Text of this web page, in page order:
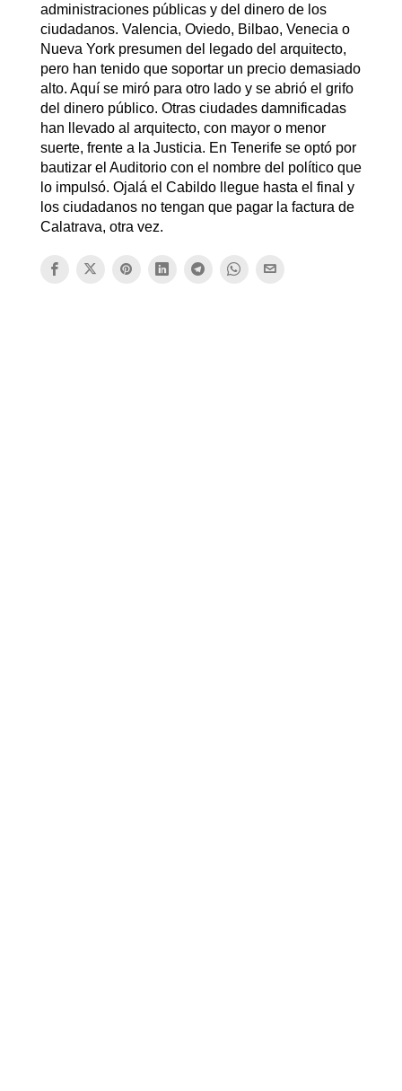
administraciones públicas y del dinero de los
ciudadanos. Valencia, Oviedo, Bilbao, Venecia o
Nueva York presumen del legado del arquitecto,
pero han tenido que soportar un precio demasiado
alto. Aquí se miró para otro lado y se abrió el grifo
del dinero público. Otras ciudades damnificadas
han llevado al arquitecto, con mayor o menor
suerte, frente a la Justicia. En Tenerife se optó por
bautizar el Auditorio con el nombre del político que
lo impulsó. Ojalá el Cabildo llegue hasta el final y
los ciudadanos no tengan que pagar la factura de
Calatrava, otra vez.